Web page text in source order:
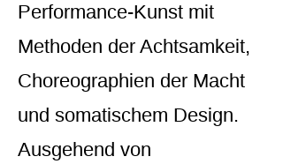
Performance-Kunst mit
Methoden der Achtsamkeit,
Choreographien der Macht
und somatischem Design.
Ausgehend von